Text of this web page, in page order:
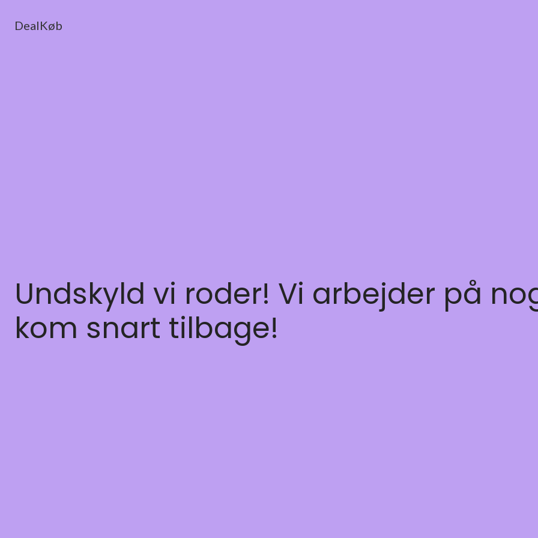
DealKøb
Undskyld vi roder! Vi arbejder på
kom snart tilbage!